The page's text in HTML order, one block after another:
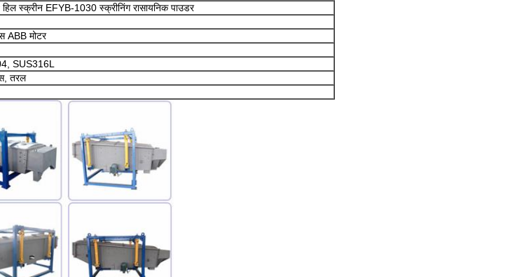
स्क्रीन EFYB-1030 स्क्रीनिंग रासायनिक पाउडर
ABB मोटर
SUS316L
तरल